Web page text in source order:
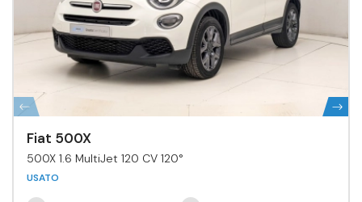
Fiat 500X
500X 1.6 MultiJet 120 CV 120°
USATO